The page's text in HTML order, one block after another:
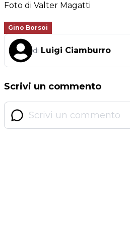
Foto di Valter Magatti
Gino Borsoi
di Luigi Ciamburro
Scrivi un commento